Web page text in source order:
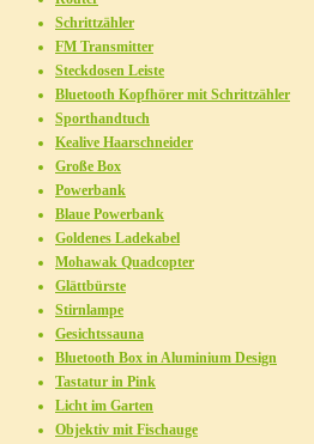
Schrittzähler
FM Transmitter
Steckdosen Leiste
Bluetooth Kopfhörer mit Schrittzähler
Sporthandtuch
Kealive Haarschneider
Große Box
Powerbank
Blaue Powerbank
Goldenes Ladekabel
Mohawak Quadcopter
Glättbürste
Stirnlampe
Gesichtssauna
Bluetooth Box in Aluminium Design
Tastatur in Pink
Licht im Garten
Objektiv mit Fischauge